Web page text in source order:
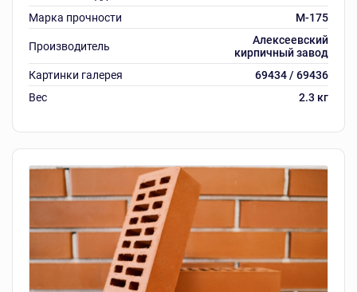
Марка прочности
M-175
Производитель
Алексеевский
кирпичный завод
Картинки галерея
69434 / 69436
Вес
2.3 кг